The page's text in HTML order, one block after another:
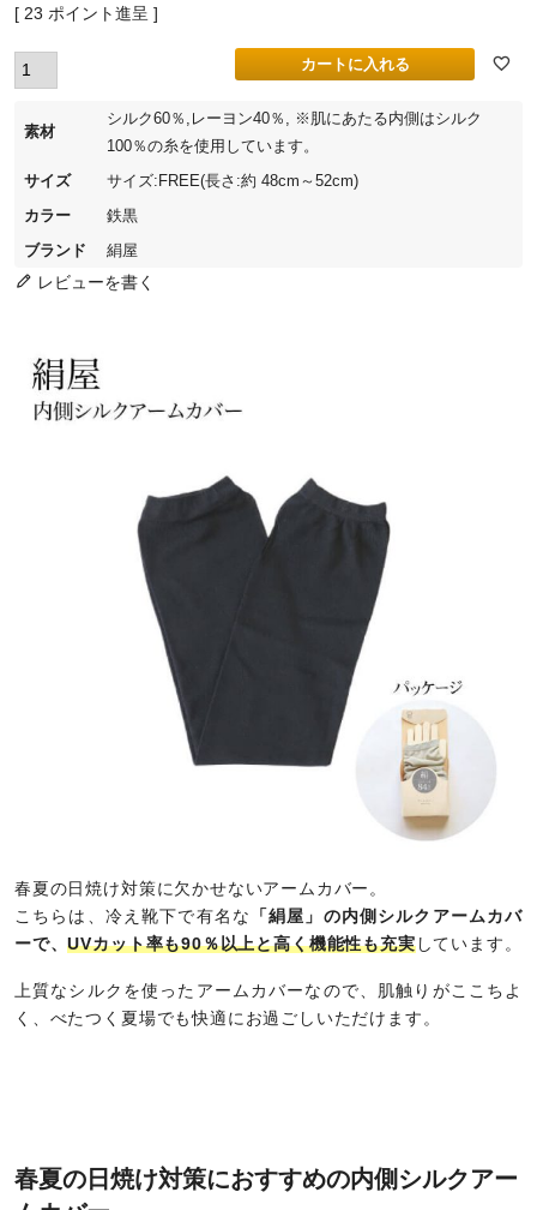
[ 23 ポイント進呈 ]
カートに入れる
素材
シルク60％,レーヨン40％, ※肌にあたる内側はシルク
100％の糸を使用しています。
サイズ
サイズ:FREE(長さ:約 48cm～52cm)
カラー
鉄黒
ブランド
絹屋
レビューを書く
春夏の日焼け対策に欠かせないアームカバー。
こちらは、冷え靴下で有名な
「絹屋」の内側シルクアームカバ
ーで、UVカット率も90％以上と高く機能性も充実しています。
上質なシルクを使ったアームカバーなので、肌触りがここちよ
く、べたつく夏場でも快適にお過ごしいただけます。
春夏の日焼け対策におすすめの内側シルクアー